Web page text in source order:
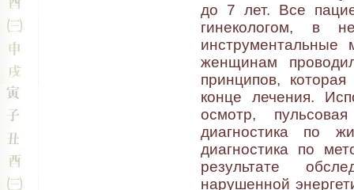
до 7 лет. Все
гинекологом, в
женщинам
принципов,
конце лечения.
осмотр,
диагностика по
диагностика по
результате
нарушенной